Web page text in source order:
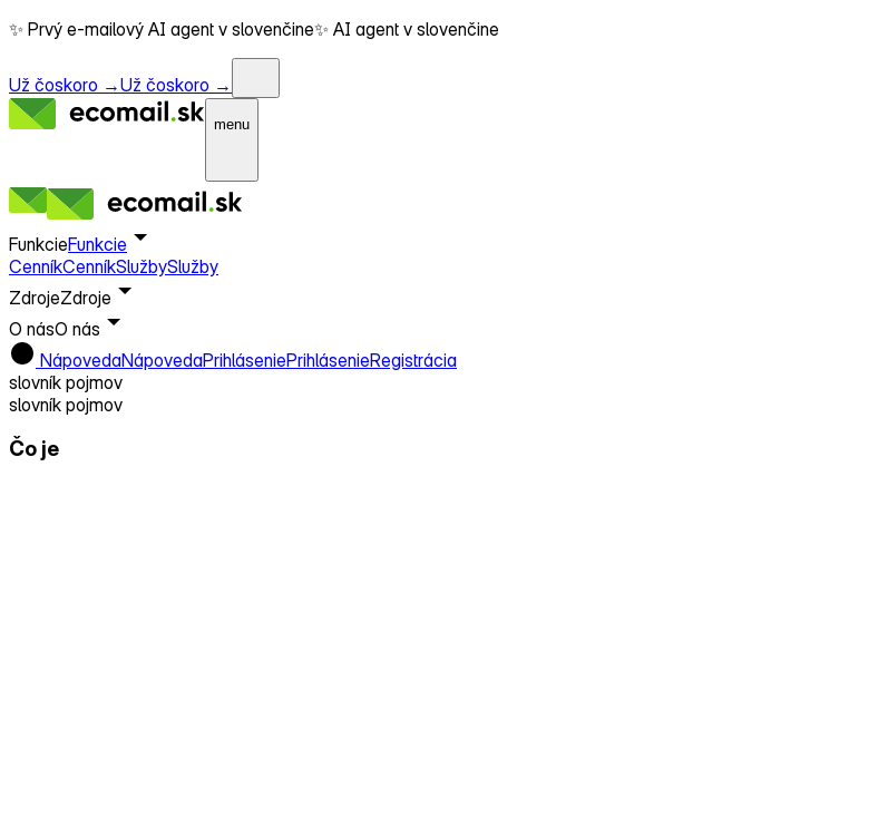
✨ Prvý e-mailový AI agent v slovenčine✨ AI agent v slovenčine
Už čoskoro →Už čoskoro →
menu
FunkcieFunkcie
CenníkCenníkSlužbySlužby
ZdrojeZdroje
O násO nás
NápovedaNápovedaPrihláseniePrihlásenieRegistrácia
slovník pojmov
slovník pojmov
Čo je